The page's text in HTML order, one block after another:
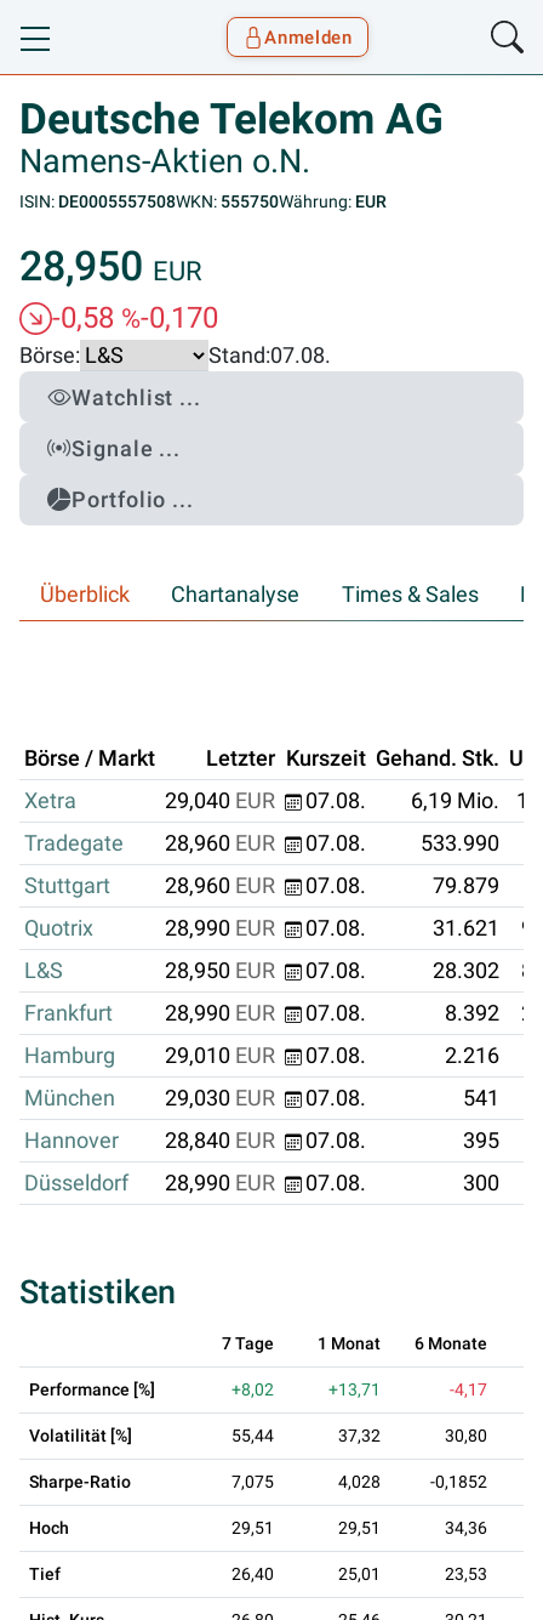
Toggle navigation
Anmelden
Deutsche Telekom AG
Namens-Aktien o.N.
ISIN: DE0005557508WKN: 555750Währung: EUR
28,950 EUR
-0,58 %-0,170
Börse: Stand:07.08.
Watchlist ...
Signale ...
Portfolio ...
Überblick Chartanalyse Times & Sales
Börse / Markt Letzter Kurszeit Gehand. Stk.
Xetra
29,040 EUR 07.08. 6,19 Mio.
Tradegate
28,960 EUR 07.08. 533.990
Stuttgart
28,960 EUR 07.08. 79.879
Quotrix
28,990 EUR 07.08. 31.621
L&S
28,950 EUR 07.08. 28.302
Frankfurt
28,990 EUR 07.08. 8.392
Hamburg
29,010 EUR 07.08. 2.216
München
29,030 EUR 07.08. 541
Hannover
28,840 EUR 07.08. 395
Düsseldorf
28,990 EUR 07.08. 300
Statistiken
7 Tage 1 Monat 6 Monate
Performance [%] +8,02 +13,71 -4,17
Volatilität [%] 55,44 37,32 30,80
Sharpe-Ratio 7,075 4,028 -0,1852
Hoch 29,51 29,51 34,36
Tief 26,40 25,01 23,53